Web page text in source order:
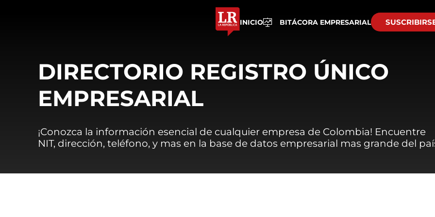
INICIO BITÁCORA EMPRESARIAL
DIRECTORIO REGISTRO ÚNICO
EMPRESARIAL
¡Conozca la información esencial de cualquier empresa de Colombia! Encuentre
NIT, dirección, teléfono, y mas en la base de datos empresarial mas grande del